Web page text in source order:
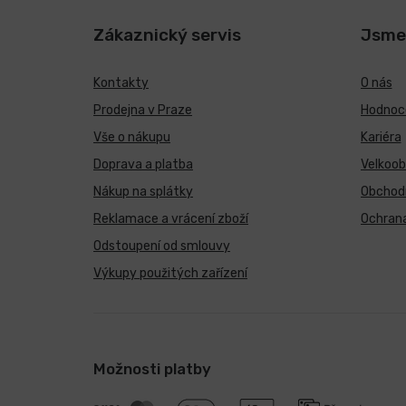
Zákaznický servis
Kontakty
Prodejna v Praze
Vše o nákupu
Doprava a platba
Nákup na splátky
Reklamace a vrácení zboží
Odstoupení od smlouvy
Výkupy použitých zařízení
O nás
Kariéra
Možnosti platby